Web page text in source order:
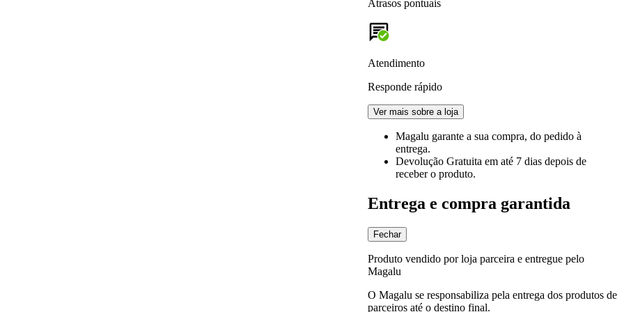
Atrasos pontuais
Atendimento
Responde rápido
Ver mais sobre a loja
Magalu garante a sua compra, do pedido à
entrega.
Devolução Gratuita em até 7 dias depois de
receber o produto.
Entrega e compra garantida
Fechar
Produto vendido por loja parceira e entregue pelo
Magalu
O Magalu se responsabiliza pela entrega dos produtos de
parceiros até o destino final.